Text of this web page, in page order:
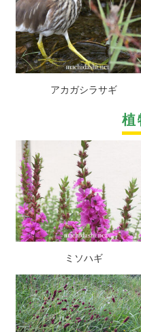
アカガシラサギ
植
ミソハギ